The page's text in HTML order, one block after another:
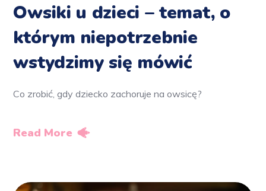
Owsiki u dzieci – temat, o
którym niepotrzebnie
wstydzimy się mówić
Co zrobić, gdy dziecko zachoruje na owsicę?
Read More